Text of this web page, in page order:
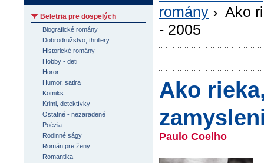
romány › Ako
- 2005
Ako
Paulo Coelho
Beletria pre dospelých
Biografické romány
Dobrodružstvo, thrillery
Historické romány
Hobby - deti
Horor
Humor, satira
Komiks
Krimi, detektívky
Ostatné - nezaradené
Poézia
Rodinné ságy
Román pre ženy
Romantika